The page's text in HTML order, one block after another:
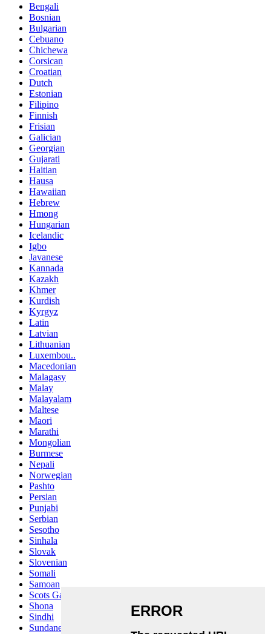
Bengali
Bosnian
Bulgarian
Cebuano
Chichewa
Corsican
Croatian
Dutch
Estonian
Filipino
Finnish
Frisian
Galician
Georgian
Gujarati
Haitian
Hausa
Hawaiian
Hebrew
Hmong
Hungarian
Icelandic
Igbo
Javanese
Kannada
Kazakh
Khmer
Kurdish
Kyrgyz
Latin
Latvian
Lithuanian
Luxembou..
Macedonian
Malagasy
Malay
Malayalam
Maltese
Maori
Marathi
Mongolian
Burmese
Nepali
Norwegian
Pashto
Persian
Punjabi
Serbian
Sesotho
Sinhala
Slovak
Slovenian
Somali
Samoan
Scots Gaelic
Shona
Sindhi
Sundanese